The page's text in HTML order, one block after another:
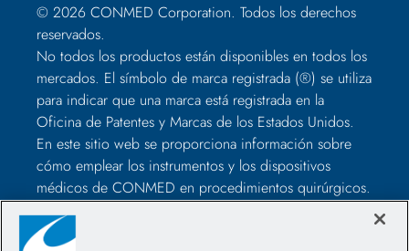
© 2026 CONMED Corporation. Todos los derechos
reservados.
No todos los productos están disponibles en todos los
mercados. El símbolo de marca registrada (®) se utiliza
para indicar que una marca está registrada en la
Oficina de Patentes y Marcas de los Estados Unidos.
En este sitio web se proporciona información sobre
cómo emplear los instrumentos y los dispositivos
médicos de CONMED en procedimientos quirúrgicos.
No son recomendaciones médicas, con lo que los
profesionales sanitarios deben juzgar según su criterio